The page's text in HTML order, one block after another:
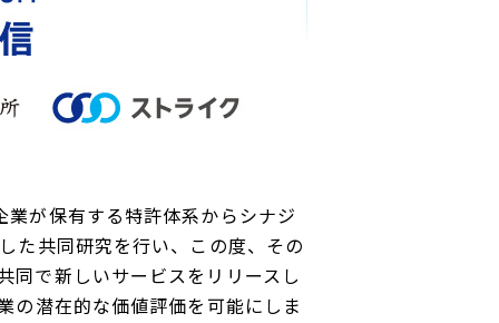
が保有する特許体系からシナジ
た共同研究を行い、この度、その
同で新しいサービスをリリースし
の潜在的な価値評価を可能にしま